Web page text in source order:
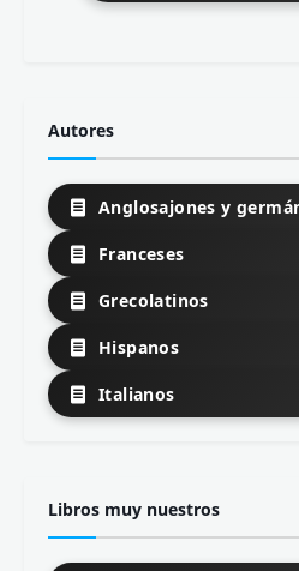
Autores
Anglosajones y
Franceses
Grecolatinos
Hispanos
Italianos
Libros muy nuestros